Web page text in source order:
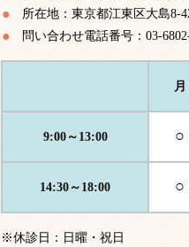
所在地：東京都江東区大島8-
問い合わせ電話番号：03-
月
9:00～13:00 ○
14:30～18:00 ○
※休診日：日曜・祝日